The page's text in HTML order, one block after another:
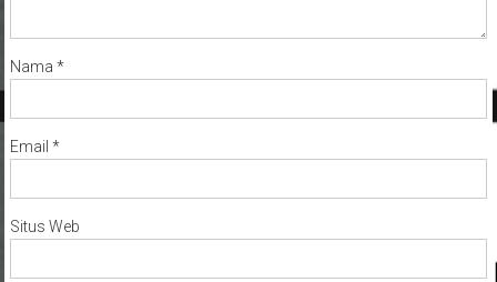
Nama *
Email *
Situs Web